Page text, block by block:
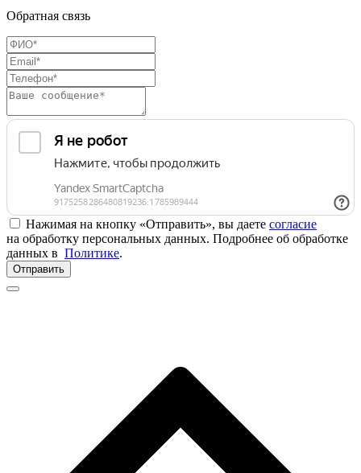
Обратная связь
Нажимая на кнопку «Отправить», вы даете согласие
на обработку персональных данных. Подробнее об обработке
данных в Политике.
Отправить